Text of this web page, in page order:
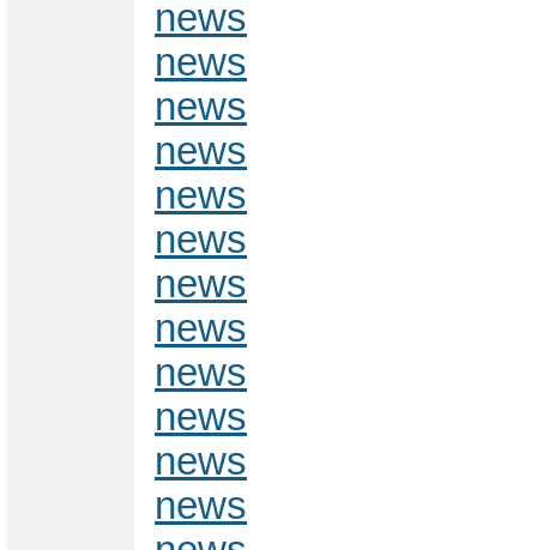
news
news
news
news
news
news
news
news
news
news
news
news